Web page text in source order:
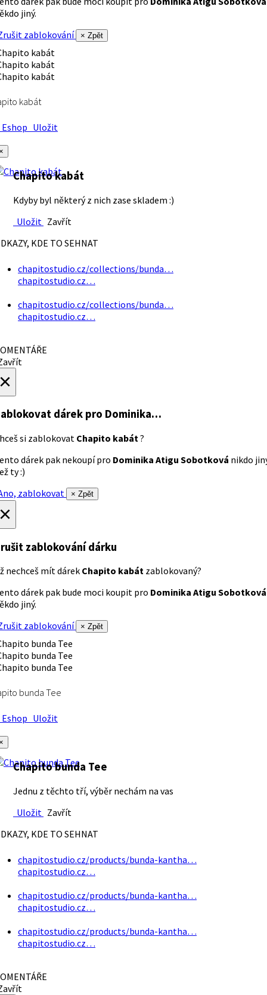
jiný.
zablokování
× Zpět
kabát
Uložit
Chapito kabát
Kdyby byl některý z nich zase skladem :)
Uložit Zavřít
KDE TO SEHNAT
chapitostudio.cz/collections/bunda…
chapitostudio.cz…
chapitostudio.cz/collections/bunda…
chapitostudio.cz…
dárek pro Dominika…
si zablokovat Chapito kabát ?
dárek pak nekoupí pro Dominika Atigu Sobotková nikdo
ty :)
zablokovat
× Zpět
zablokování dárku
nechceš mít dárek Chapito kabát zablokovaný?
dárek pak bude moci koupit pro Dominika Atigu Sobotková
jiný.
zablokování
× Zpět
bunda Tee
Uložit
Chapito bunda Tee
Jednu z těchto tří, výběr nechám na vas
Uložit Zavřít
KDE TO SEHNAT
chapitostudio.cz/products/bunda-kantha…
chapitostudio.cz…
chapitostudio.cz/products/bunda-kantha…
chapitostudio.cz…
chapitostudio.cz/products/bunda-kantha…
chapitostudio.cz…